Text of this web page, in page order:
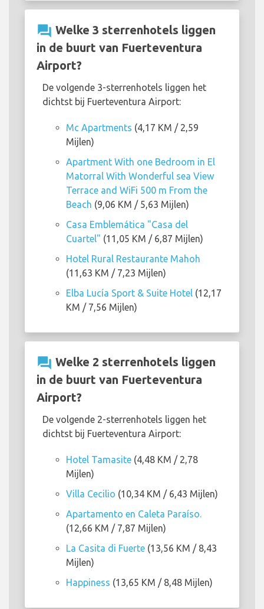
question_answer Welke 3 sterrenhotels liggen
in de buurt van Fuerteventura
Airport?
De volgende 3-sterrenhotels liggen het
dichtst bij Fuerteventura Airport:
Mc Apartments (4,17 KM / 2,59
Mijlen)
Apartment With one Bedroom in El
Matorral With Wonderful sea View
Terrace and WiFi 500 m From the
Beach (9,06 KM / 5,63 Mijlen)
Casa Emblemática "Casa del
Cuartel" (11,05 KM / 6,87 Mijlen)
Hotel Rural Restaurante Mahoh
(11,63 KM / 7,23 Mijlen)
Elba Lucía Sport & Suite Hotel (12,17
KM / 7,56 Mijlen)
question_answer Welke 2 sterrenhotels liggen
in de buurt van Fuerteventura
Airport?
De volgende 2-sterrenhotels liggen het
dichtst bij Fuerteventura Airport:
Hotel Tamasite (4,48 KM / 2,78
Mijlen)
Villa Cecilio (10,34 KM / 6,43 Mijlen)
Apartamento en Caleta Paraíso.
(12,66 KM / 7,87 Mijlen)
La Casita di Fuerte (13,56 KM / 8,43
Mijlen)
Happiness (13,65 KM / 8,48 Mijlen)